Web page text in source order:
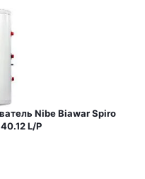
Nibe Biawar Spiro
L/P